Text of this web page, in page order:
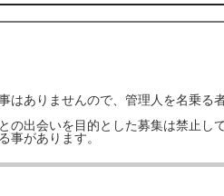
ありませんので、管理人を名乗る
出会いを目的とした募集は禁止して
事があります。